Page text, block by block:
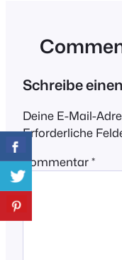
Schreibe
Deine E-Mail-
Erforderliche
Kommentar *